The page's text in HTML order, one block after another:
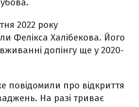
2022 року
Фелікса Халібекова. Його
допінгу ще у 2020-
повідомили про відкриття
На разі триває